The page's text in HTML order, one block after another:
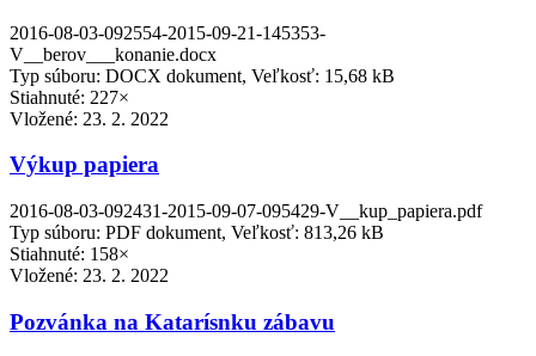
2016-08-03-092554-2015-09-21-145353-
V__berov___konanie.docx
Typ súboru: DOCX dokument, Veľkosť: 15,68 kB
Stiahnuté: 227×
Vložené: 23. 2. 2022
Výkup papiera
2016-08-03-092431-2015-09-07-095429-V__kup_papiera.pdf
Typ súboru: PDF dokument, Veľkosť: 813,26 kB
Stiahnuté: 158×
Vložené: 23. 2. 2022
Pozvánka na Katarísnku zábavu